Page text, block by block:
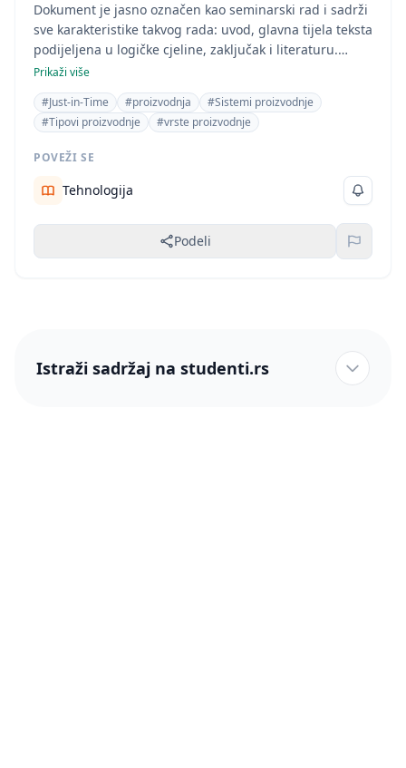
Dokument je jasno označen kao seminarski rad i sadrži
sve karakteristike takvog rada: uvod, glavna tijela teksta
podijeljena u logičke cjeline, zaključak i literaturu.
Sadržaj se fokusira na različite aspekte proizvodnje, što
ga svrstava u oblast ekonomije. Korištenje stručne
literature i citata, kao i strukturiranost teksta, potvrđuju
akademski karakter dokumenta.
Prikaži više
#Just-in-Time
#proizvodnja
#Sistemi proizvodnje
#Tipovi proizvodnje
#vrste proizvodnje
POVEŽI SE
Tehnologija
Podeli
Istraži sadržaj na studenti.rs